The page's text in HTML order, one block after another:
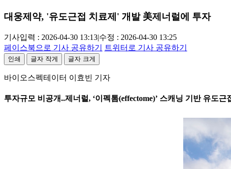
대웅제약, '유도근접 치료제' 개발 美제너럴에 투자
기사입력 : 2026-04-30 13:13|수정 : 2026-04-30 13:25
페이스북으로 기사 공유하기
트위터로 기사 공유하기
인쇄 글자 작게 글자 크게
바이오스펙테이터 이효빈 기자
투자규모 비공개..제너럴, ‘이펙톰(effectome)’ 스캐닝 기반 유도